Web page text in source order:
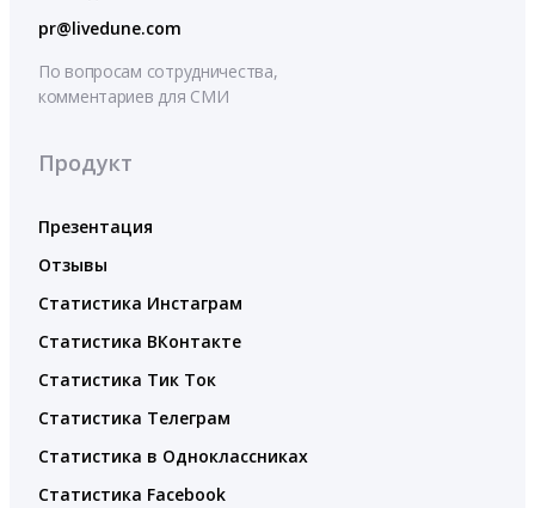
pr@livedune.com
По вопросам сотрудничества,
комментариев для СМИ
Продукт
Презентация
Отзывы
Статистика Инстаграм
Статистика ВКонтакте
Статистика Тик Ток
Статистика Телеграм
Статистика в Одноклассниках
Статистика Facebook